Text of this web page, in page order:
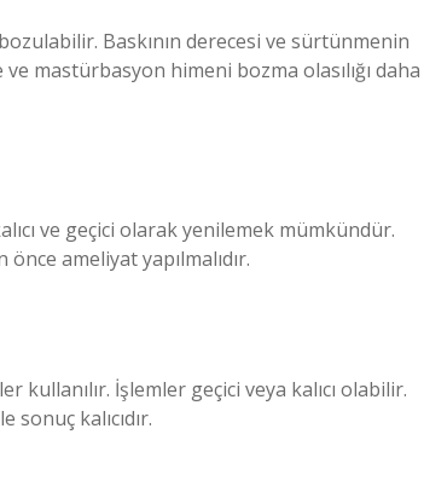
Baskının derecesi ve sürtünmenin
mastürbasyon himeni bozma olasılığı daha
ve geçici olarak yenilemek mümkündür.
ameliyat yapılmalıdır.
kullanılır. İşlemler geçici veya kalıcı olabilir.
kalıcıdır.